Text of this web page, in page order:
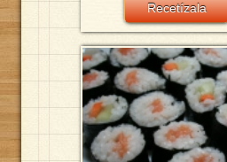
Recetízala